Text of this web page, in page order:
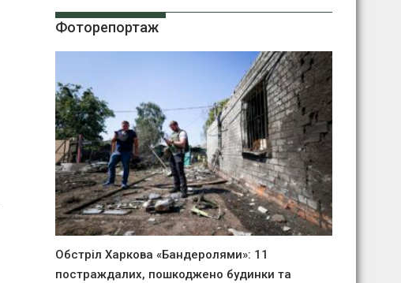
Фоторепортаж
Обстріл Харкова «Бандеролями»: 11
постраждалих, пошкоджено будинки та